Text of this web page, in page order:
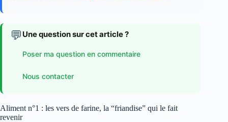
💬 Une question sur cet article ?
Poser ma question en commentaire
Nous contacter
Aliment n°1 : les vers de farine, la “friandise” qui le fait
revenir